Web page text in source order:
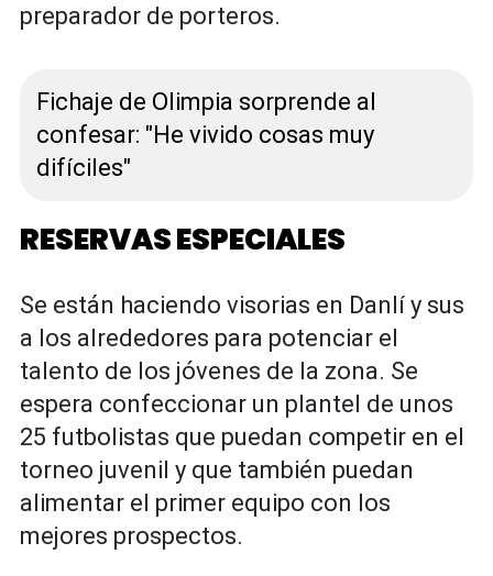
preparador de porteros.
Fichaje de Olimpia sorprende al
confesar: "He vivido cosas muy
difíciles"
RESERVAS ESPECIALES
Se están haciendo visorias en Danlí y sus
a los alrededores para potenciar el
talento de los jóvenes de la zona. Se
espera confeccionar un plantel de unos
25 futbolistas que puedan competir en el
torneo juvenil y que también puedan
alimentar el primer equipo con los
mejores prospectos.